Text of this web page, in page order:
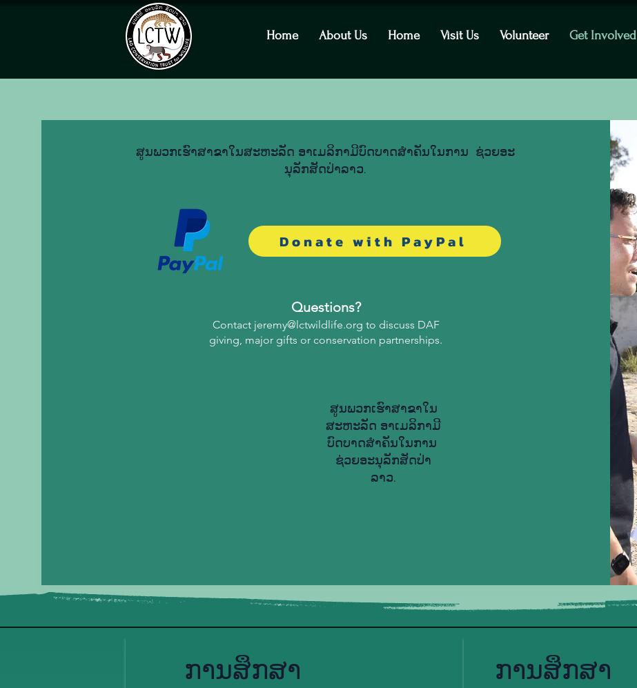
Home About Us Home Visit Us Volunteer Get Involved
ສູນ​ພວກ​ເຮົາ​ສາ​ຂາ​ໃນ​ສະ​ຫະ​ລັດ ອາ​ເມ​ລິ​ກາມີ​ບົດ​ບາດ​ສຳ​ຄັນ​ໃນ​ການ​ ຊ່ວຍ​ອະ​
ນຸ​ລັກ​ສັດ​ປ່າ​ລາວ.
Donate with PayPal
Questions?
Contact jeremy@lctwildlife.org to discuss DAF
giving, major gifts or conservation partnerships.
ສູນ​ພວກ​ເຮົາ​ສາ​ຂາ​ໃນ​
ສະ​ຫະ​ລັດ ອາ​ເມ​ລິ​ກາມີ​
ບົດ​ບາດ​ສຳ​ຄັນ​ໃນ​ການ​
ຊ່ວຍ​ອະ​ນຸ​ລັກ​ສັດ​ປ່າ​
ລາວ.
ການ​ສຶກ​ສາ ການ​ສຶກ​ສາ